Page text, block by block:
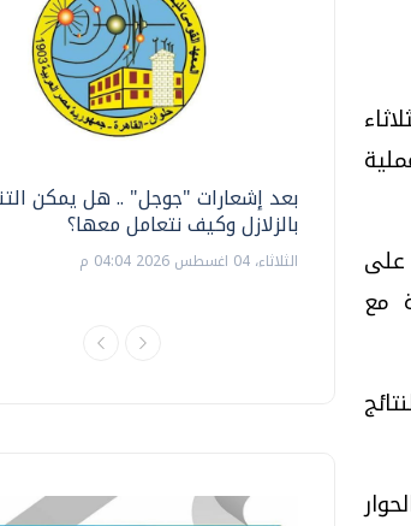
على
مع
بعد إشعارات "جوجل" .. هل يمكن
بالزلازل وكيف نتعامل معها؟
الثلاثاء، 04 اغسطس 2026 04:04 م